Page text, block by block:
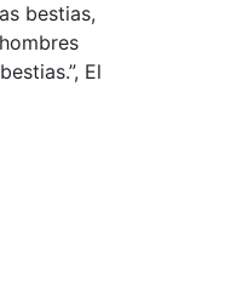
bestias,
El